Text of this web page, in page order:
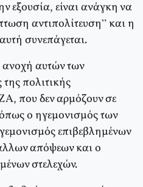
εξουσία, είναι ανάγκη να
αντιπολίτευση” και η
συνεπάγεται.
αυτών των
πολιτικής
που δεν αρμόζουν σε
ο ηγεμονισμός των
επιβεβλημένων
απόψεων και ο
στελεχών.